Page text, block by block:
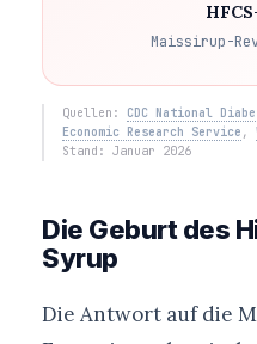
Maissirup-
Quellen: CDC National
Economic Research Service ,
Stand: Januar 2026
Die Geburt des
Syrup
Die Antwort auf die